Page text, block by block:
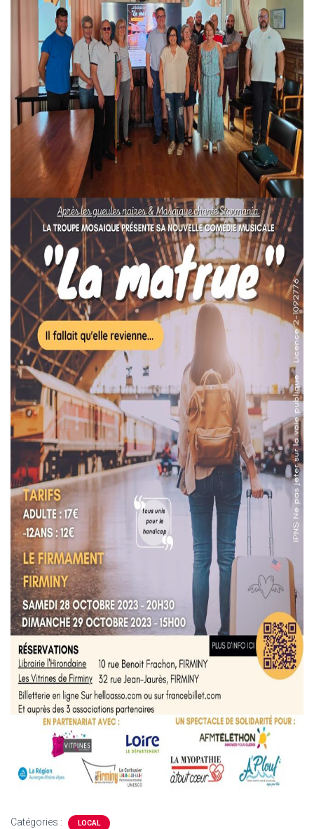
Catégories : LOCAL